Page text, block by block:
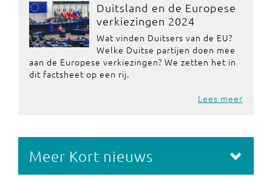
Duitsland en de Europese
verkiezingen 2024
Wat vinden Duitsers van de EU?
Welke Duitse partijen doen mee
aan de Europese verkiezingen? We zetten het in
dit factsheet op een rij.
Lees meer
Meer Kort nieuws